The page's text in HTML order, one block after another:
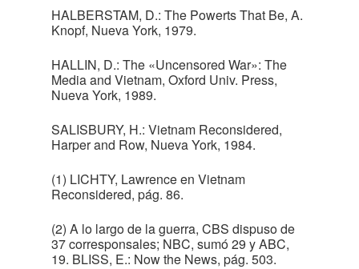
HALBERSTAM, D.: The Powerts That Be, A.
Knopf, Nueva York, 1979.
HALLIN, D.: The «Uncensored War»: The
Media and Vietnam, Oxford Univ. Press,
Nueva York, 1989.
SALISBURY, H.: Vietnam Reconsidered,
Harper and Row, Nueva York, 1984.
(1) LICHTY, Lawrence en Vietnam
Reconsidered, pág. 86.
(2) A lo largo de la guerra, CBS dispuso de
37 corresponsales; NBC, sumó 29 y ABC,
19. BLISS, E.: Now the News, pág. 503.